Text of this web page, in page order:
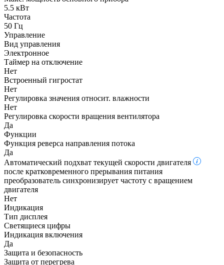
5.5 кВт
Частота
50 Гц
Управление
Вид управления
Электронное
Таймер на отключение
Нет
Встроенный гигростат
Нет
Регулировка значения относит. влажности
Нет
Регулировка скорости вращения вентилятора
Да
Функции
Функция реверса направления потока
Да
Автоматический подхват текущей скорости двигателя
после кратковременного прерывания питания
преобразователь синхронизирует частоту с вращением
двигателя
Нет
Индикация
Тип дисплея
Светящиеся цифры
Индикация включения
Да
Защита и безопасность
Защита от перегрева